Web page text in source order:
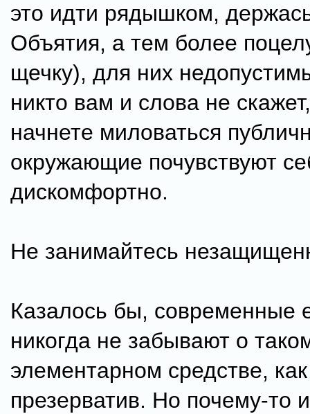
это идти рядышком,
Объятия, а тем более
щечку), для них
никто вам и слова не
начнете миловаться
окружающие почувствуют
дискомфортно.
Не занимайтесь
Казалось бы, современные
никогда не забывают о
элементарном средстве, как
презерватив. Но почему-то